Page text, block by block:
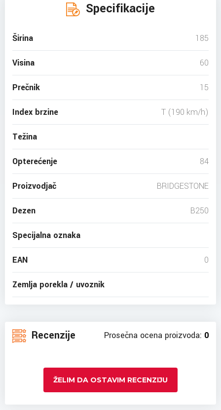
Specifikacije
Širina 185
Visina 60
Prečnik 15
Index brzine T (190 km/h)
Težina
Opterećenje 84
Proizvodjač BRIDGESTONE
Dezen B250
Specijalna oznaka
EAN 0
Zemlja porekla / uvoznik
Recenzije Prosečna ocena proizvoda: 0
ŽELIM DA OSTAVIM RECENZIJU